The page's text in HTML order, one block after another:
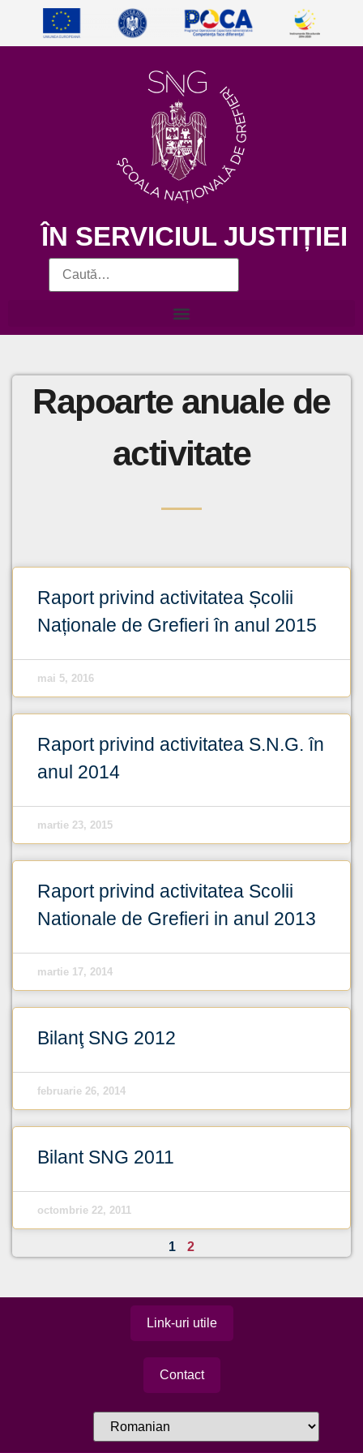
ÎN SERVICIUL JUSTIȚIEI
Rapoarte anuale de
activitate
Raport privind activitatea Școlii
Naționale de Grefieri în anul 2015
mai 5, 2016
Raport privind activitatea S.N.G. în
anul 2014
martie 23, 2015
Raport privind activitatea Scolii
Nationale de Grefieri in anul 2013
martie 17, 2014
Bilanţ SNG 2012
februarie 26, 2014
Bilant SNG 2011
octombrie 22, 2011
1 2
Link-uri utile
Contact